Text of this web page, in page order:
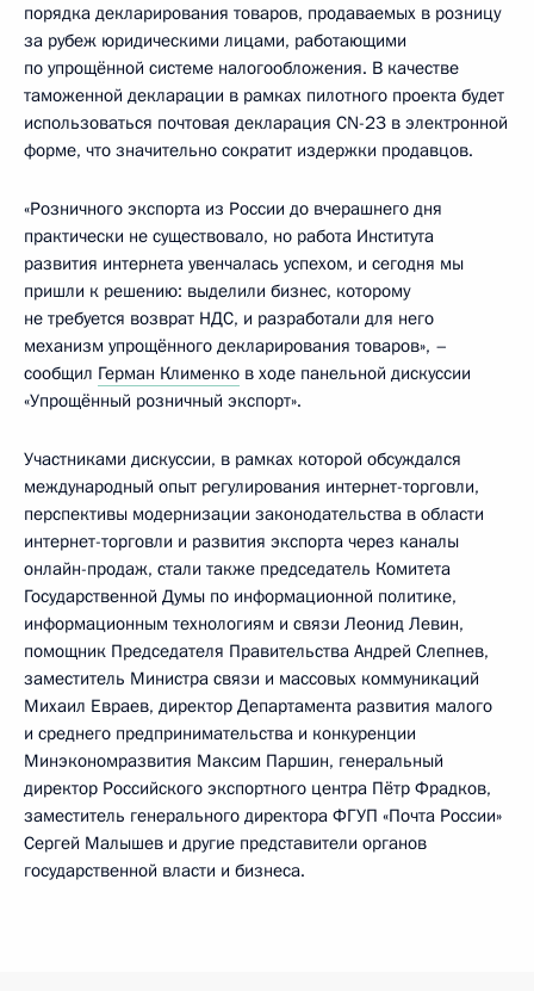
порядка декларирования товаров, продаваемых в розницу
за рубеж юридическими лицами, работающими
по упрощённой системе налогообложения. В качестве
таможенной декларации в рамках пилотного проекта будет
использоваться почтовая декларация CN-23 в электронной
форме, что значительно сократит издержки продавцов.
«Розничного экспорта из России до вчерашнего дня
практически не существовало, но работа Института
развития интернета увенчалась успехом, и сегодня мы
пришли к решению: выделили бизнес, которому
не требуется возврат НДС, и разработали для него
механизм упрощённого декларирования товаров», –
сообщил Герман Клименко в ходе панельной дискуссии
«Упрощённый розничный экспорт».
Участниками дискуссии, в рамках которой обсуждался
международный опыт регулирования интернет-торговли,
перспективы модернизации законодательства в области
интернет-торговли и развития экспорта через каналы
онлайн-продаж, стали также председатель Комитета
Государственной Думы по информационной политике,
информационным технологиям и связи Леонид Левин,
помощник Председателя Правительства Андрей Слепнев,
заместитель Министра связи и массовых коммуникаций
Михаил Евраев, директор Департамента развития малого
и среднего предпринимательства и конкуренции
Минэкономразвития Максим Паршин, генеральный
директор Российского экспортного центра Пётр Фрадков,
заместитель генерального директора ФГУП «Почта России»
Сергей Малышев и другие представители органов
государственной власти и бизнеса.